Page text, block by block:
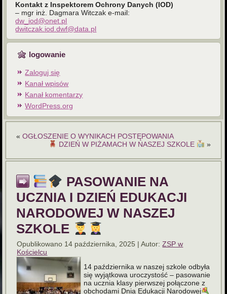
Kontakt z Inspektorem Ochrony Danych (IOD)
– mgr inż. Dagmara Witczak e-mail:
dw_iod@onet.pl
dwitczak.iod.dwf@data.pl
logowanie
Zaloguj się
Kanał wpisów
Kanał komentarzy
WordPress.org
«OGŁOSZENIE O WYNIKACH POSTĘPOWANIA
DZIEŃ W PIŻAMACH W NASZEJ SZKOLE
»
PASOWANIE NA
UCZNIA I DZIEŃ EDUKACJI
NARODOWEJ W NASZEJ
SZKOLE
Opublikowano 14 października, 2025 |Autor: ZSP w
Kościelcu
14 października w naszej szkole odbyła
się wyjątkowa uroczystość – pasowanie
na ucznia klasy pierwszej połączone z
obchodami Dnia Edukacji Narodowej